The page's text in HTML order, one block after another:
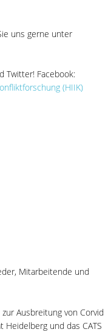
uns gerne unter
Twitter! Facebook:
(HIIK)
Mitarbeitende und
Ausbreitung von Corvid
und das CATS